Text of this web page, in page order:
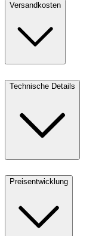
Versandkosten
Technische Details
Preisentwicklung